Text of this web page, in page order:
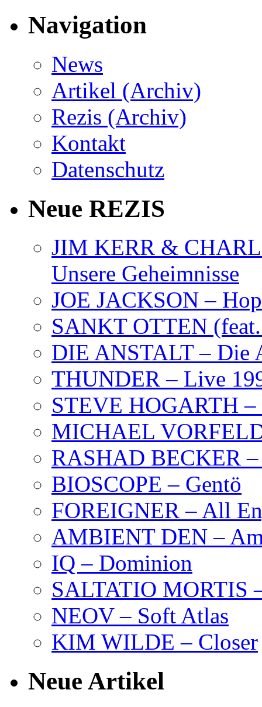
Navigation
News
Artikel (Archiv)
Rezis (Archiv)
Kontakt
Datenschutz
Neue REZIS
JIM KERR &
Unsere Geheimnisse
JOE JACKSON –
SANKT OTTEN
DIE ANSTALT – Die
THUNDER – Live
STEVE HOGARTH –
MICHAEL
RASHAD BECKER
BIOSCOPE – Gentö
FOREIGNER – All
AMBIENT DEN –
IQ – Dominion
SALTATIO MORTIS
NEOV – Soft Atlas
KIM WILDE – Closer
Neue Artikel